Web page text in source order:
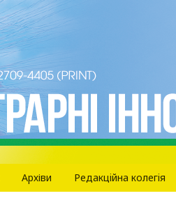
Архіви Редакцiйна колегiя